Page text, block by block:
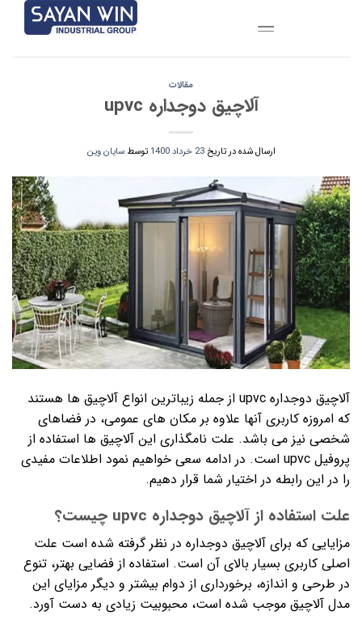
مقالات
آلاچیق دوجداره upvc
ارسال شده در تاریخ23 خرداد 1400 توسطسایان وین
آلاچیق دوجداره upvc از جمله زیباترین انواع آلاچیق ها هستند
که امروزه کاربری آنها علاوه بر مکان های عمومی، در فضاهای
شخصی نیز می باشد. علت نامگذاری این آلاچیق ها استفاده از
پروفیل upvc است. در ادامه سعی خواهیم نمود اطلاعات مفیدی
را در این رابطه در اختیار شما قرار دهیم.
علت استفاده از آلاچیق دوجداره upvc چیست؟
مزایایی که برای آلاچیق دوجداره در نظر گرفته شده است علت
اصلی کاربری بسیار بالای آن است. استفاده از فضایی بهتر، تنوع
در طرحی و اندازه، برخورداری از دوام بیشتر و دیگر مزایای این
مدل آلاچیق موجب شده است، محبوبیت زیادی به دست آورد.